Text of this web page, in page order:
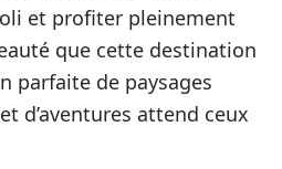
et profiter pleinement
que cette destination
parfaite de paysages
d’aventures attend ceux